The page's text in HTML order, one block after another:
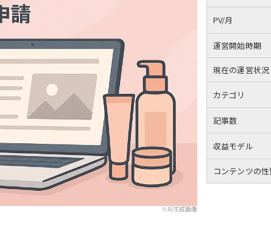
※AI生成画像
PV/月
運営開始時期
現在の運営状況
カテゴリ
記事数
収益モデル
コンテンツの性